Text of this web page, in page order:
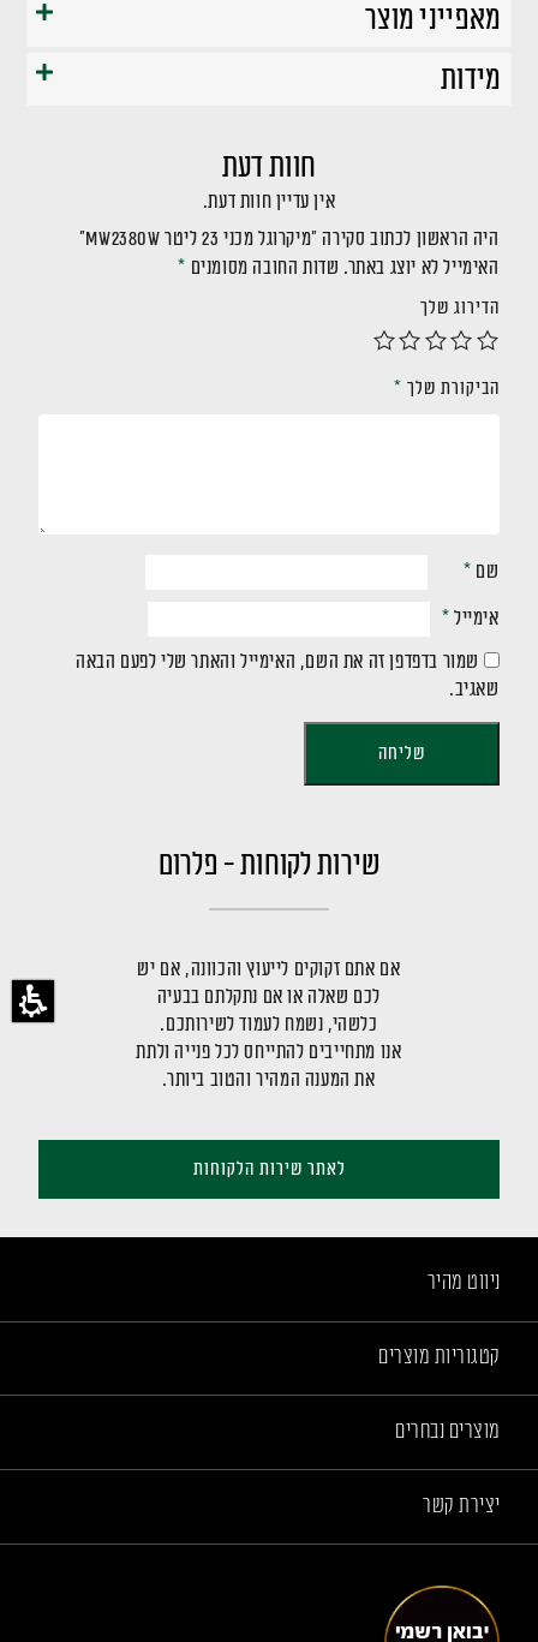
מאפייני מוצר
מידות
חוות דעת
אין עדיין חוות דעת.
היה הראשון לכתוב סקירה “מיקרוגל מכני 23 ליטר MW2380W”
האימייל לא יוצג באתר. שדות החובה מסומנים *
הדירוג שלך
הביקורת שלך *
שם *
אימייל *
שמור בדפדפן זה את השם, האימייל והאתר שלי לפעם הבאה
שאגיב.
שירות לקוחות - פלרום
אם אתם זקוקים לייעוץ והכוונה, אם יש
לכם שאלה או אם נתקלתם בבעיה
כלשהי, נשמח לעמוד לשירותכם.
אנו מתחייבים להתייחס לכל פנייה ולתת
את המענה המהיר והטוב ביותר.
לאתר שירות הלקוחות
ניווט מהיר
קטגוריות מוצרים
מוצרים נבחרים
יצירת קשר